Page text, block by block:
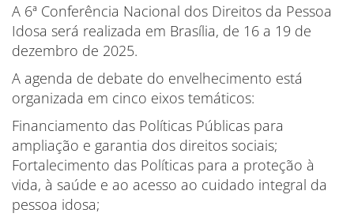
A 6ª Conferência Nacional dos Direitos da Pessoa
Idosa será realizada em Brasília, de 16 a 19 de
dezembro de 2025.
A agenda de debate do envelhecimento está
organizada em cinco eixos temáticos:
Financiamento das Políticas Públicas para
ampliação e garantia dos direitos sociais;
Fortalecimento das Políticas para a proteção à
vida, à saúde e ao acesso ao cuidado integral da
pessoa idosa;